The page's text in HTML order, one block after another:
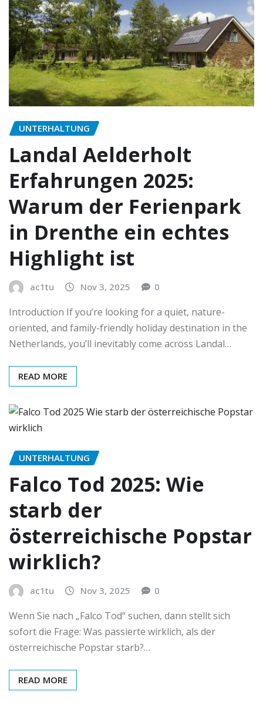
UNTERHALTUNG
Landal Aelderholt
Erfahrungen 2025:
Warum der Ferienpark
in Drenthe ein echtes
Highlight ist
ac1tu Nov 3, 2025 0
Introduction If you’re looking for a quiet, nature-
oriented, and family-friendly holiday destination in the
Netherlands, you’ll inevitably come across Landal…
READ MORE
UNTERHALTUNG
Falco Tod 2025: Wie
starb der
österreichische Popstar
wirklich?
ac1tu Nov 3, 2025 0
Wenn Sie nach „Falco Tod“ suchen, dann stellt sich
sofort die Frage: Was passierte wirklich, als der
österreichische Popstar starb?…
READ MORE